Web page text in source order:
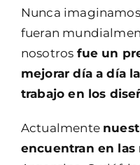
Nunca
fueran
nosotros fue un
mejorar día a día
trabajo en los
Actualmente
encuentran en las